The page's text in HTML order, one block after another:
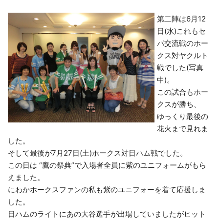
第二陣は6月12
日(水)これもセ
パ交流戦のホー
クス対ヤクルト
戦でした(写真
中)。
この試合もホー
クスが勝ち、
ゆっくり最後の
花火まで見れま
した。
そして最後が7月27日(土)ホークス対日ハム戦でした。
この日は “鷹の祭典”で入場者全員に紫のユニフォームがもら
えました。
にわかホークスファンの私も紫のユニフォーを着て応援しま
した。
日ハムのライトにあの大谷選手が出場していましたがヒット